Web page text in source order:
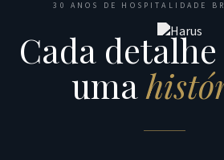
30 ANOS DE HOSPITALIDADE
Cada
uma